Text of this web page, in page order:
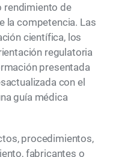
rendimiento de
la competencia. Las
científica, los
regulatoria
presentada
con el
guía médica
procedimientos,
fabricantes o